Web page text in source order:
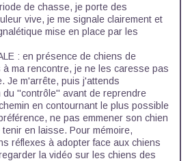
de chasse, je porte des
vive, je me signale clairement et
mise en place par les
: en présence de chiens de
à ma rencontre, je ne les caresse pas
Je m'arrête, puis j'attends
du ''contrôle'' avant de reprendre
en contournant le plus possible
ne pas emmener son chien
en laisse. Pour mémoire,
réflexes à adopter face aux chiens
la vidéo sur les chiens des